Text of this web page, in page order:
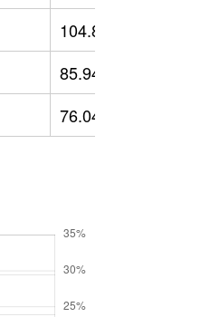
104.88
85.94
76.04